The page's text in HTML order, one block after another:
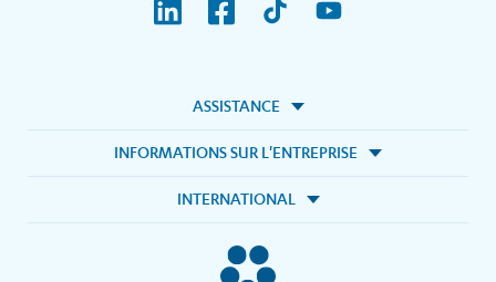
ASSISTANCE
INFORMATIONS SUR L'ENTREPRISE
INTERNATIONAL